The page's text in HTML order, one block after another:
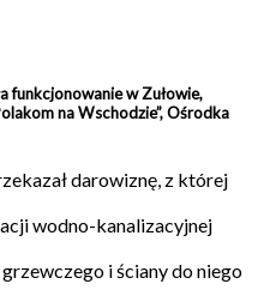
funkcjonowanie w Zułowie,
na Wschodzie”, Ośrodka
darowiznę, z której
wodno-kanalizacyjnej
i ściany do niego